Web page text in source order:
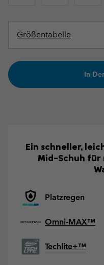
Größentabelle
In
Ein schneller,
Mid-Schuh
Platzregen
Omni-MAX™
Techlite+™